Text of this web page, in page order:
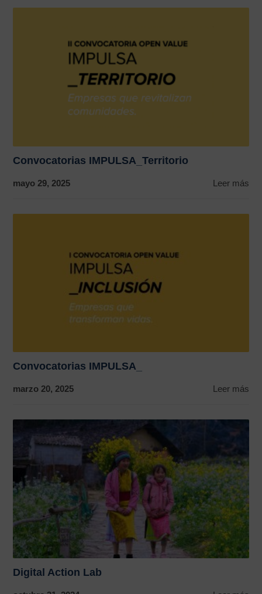
Convocatorias IMPULSA_Territorio
mayo 29, 2025 Leer más
Convocatorias IMPULSA_
marzo 20, 2025 Leer más
Digital Action Lab